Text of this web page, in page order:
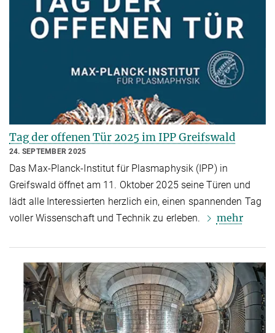
Tag der offenen Tür 2025 im IPP Greifswald
24. SEPTEMBER 2025
Das Max-Planck-Institut für Plasmaphysik (IPP) in
Greifswald öffnet am 11. Oktober 2025 seine Türen und
lädt alle Interessierten herzlich ein, einen spannenden Tag
voller Wissenschaft und Technik zu erleben.
mehr